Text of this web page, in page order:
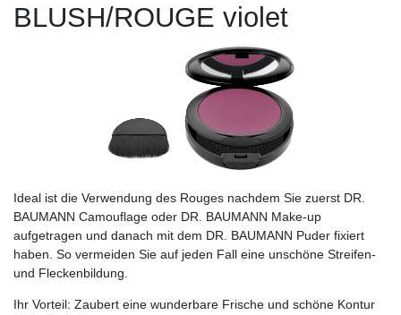
BLUSH/ROUGE violet
Ideal ist die Verwendung des Rouges nachdem Sie zuerst DR.
BAUMANN Camouflage oder DR. BAUMANN Make-up
aufgetragen und danach mit dem DR. BAUMANN Puder fixiert
haben. So vermeiden Sie auf jeden Fall eine unschöne Streifen-
und Fleckenbildung.
Ihr Vorteil: Zaubert eine wunderbare Frische und schöne Kontur